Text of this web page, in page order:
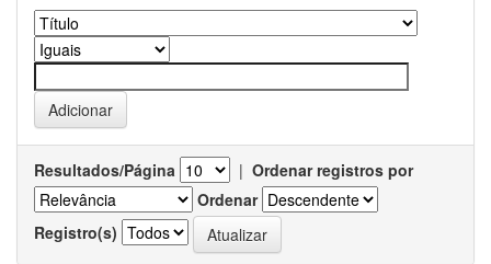
Resultados/Página | Ordenar registros por
Ordenar
Registro(s)